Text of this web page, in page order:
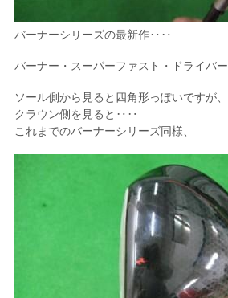
バーナーシリーズの最新作‥‥
バーナー・スーパーファスト・ドライバー
ソール側から見ると四角形っぽいですが、
クラウン側を見ると‥‥
これまでのバーナーシリーズ同様、